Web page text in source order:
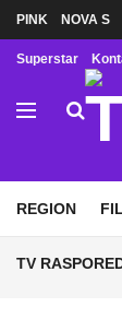
PINK NOVA S
Superstar
REGION
TV